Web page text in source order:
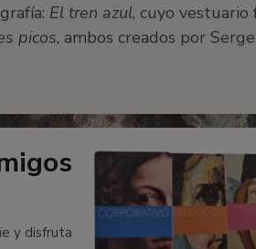
El tren azul, cuyo vestuario
picos, ambos creados por
y disfruta